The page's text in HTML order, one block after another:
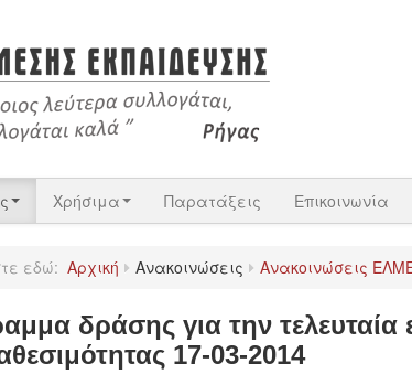
Χρήσιμα Παρατάξεις Επικοινωνία
εδώ: Αρχική Ανακοινώσεις Ανακοινώσεις
δράσης για την
17-03-2014